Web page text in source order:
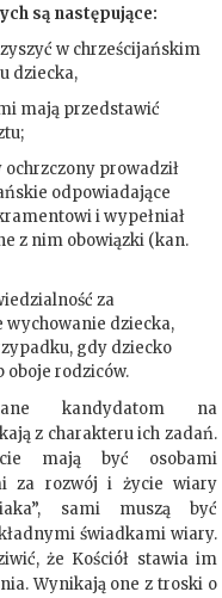
są następujące:
w chrześcijańskim
dziecka,
mają przedstawić
ochrzczony prowadził
odpowiadające
i wypełniał
z nim obowiązki (kan.
za
wychowanie dziecka,
gdy dziecko
oboje rodziców.
kandydatom na
z charakteru ich zadań.
mają być osobami
za rozwój i życie wiary
sami muszą być
świadkami wiary.
że Kościół stawia im
Wynikają one z troski o